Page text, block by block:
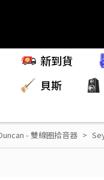
新到貨
貝斯
- 雙線圈拾音器